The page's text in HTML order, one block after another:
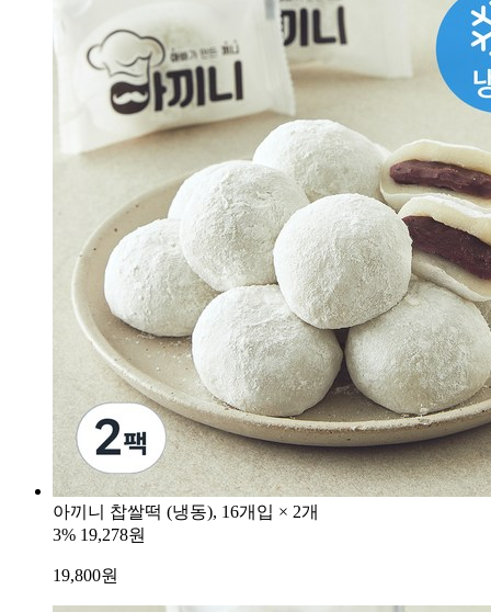
아끼니 찹쌀떡 (냉동), 16개입 × 2개
3% 19,278원
19,800원